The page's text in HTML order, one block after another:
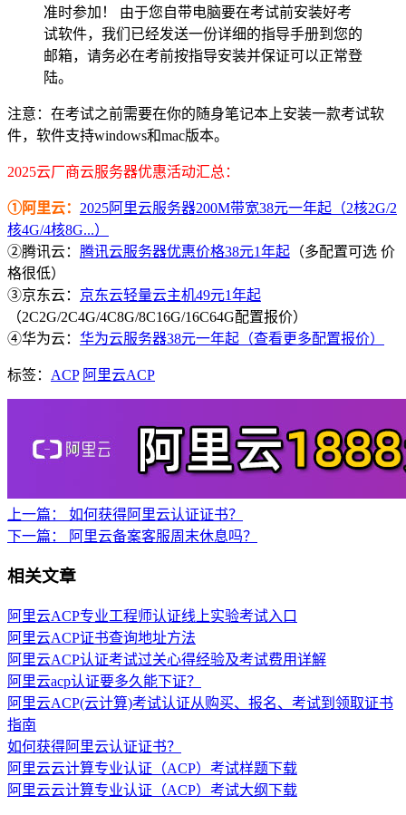
准时参加！ 由于您自带电脑要在考试前安装好考
试软件，我们已经发送一份详细的指导手册到您的
邮箱，请务必在考前按指导安装并保证可以正常登
陆。
注意：在考试之前需要在你的随身笔记本上安装一款考试软
件，软件支持windows和mac版本。
2025云厂商云服务器优惠活动汇总：
①阿里云： 2025阿里云服务器200M带宽38元一年起（2核2G/2
核4G/4核8G...）
②腾讯云： 腾讯云服务器优惠价格38元1年起 （多配置可选 价
格很低）
③京东云： 京东云轻量云主机49元1年起
（2C2G/2C4G/4C8G/8C16G/16C64G配置报价）
④华为云： 华为云服务器38元一年起（查看更多配置报价）
标签： ACP 阿里云ACP
上一篇：
如何获得阿里云认证证书？
下一篇：
阿里云备案客服周末休息吗？
相关文章
阿里云ACP专业工程师认证线上实验考试入口
阿里云ACP证书查询地址方法
阿里云ACP认证考试过关心得经验及考试费用详解
阿里云acp认证要多久能下证？
阿里云ACP(云计算)考试认证从购买、报名、考试到领取证书
指南
如何获得阿里云认证证书？
阿里云云计算专业认证（ACP）考试样题下载
阿里云云计算专业认证（ACP）考试大纲下载